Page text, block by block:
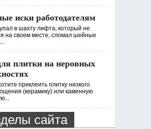
иски работодателям
в шахту лифта, который не
на своем месте, сломал шейные
плитки на неровных
приклеить плитку низкого
(керамику) или каменную
сайта